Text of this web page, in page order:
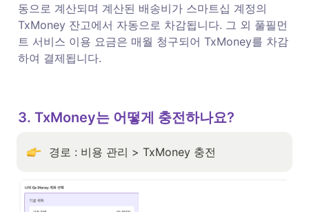
동으로 계산되며 계산된 배송비가 스마트십 계정의
TxMoney 잔고에서 자동으로 차감됩니다. 그 외 풀필먼
트 서비스 이용 요금은 매월 청구되어 TxMoney를 차감
하여 결제됩니다.
3. TxMoney는 어떻게 충전하나요?
경로 : 비용 관리 > TxMoney 충전